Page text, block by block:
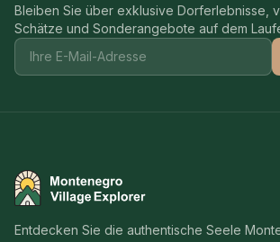
Bleiben Sie über exklusive Dorferlebnisse,
Schätze und Sonderangebote auf dem
Montenegro Village Explorer
Entdecken Sie die authentische Seele